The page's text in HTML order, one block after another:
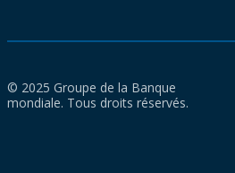
© 2025 Groupe de la Banque
mondiale. Tous droits réservés.